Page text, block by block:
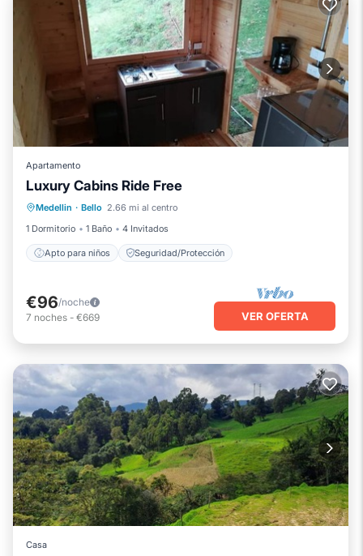
Apartamento
Luxury Cabins Ride Free
Medellin · Bello 2.66 mi al centro
1 Dormitorio
1 Baño 4 Invitados
Apto para niños Seguridad/Protección
Apto para niños
€96/noche
7 noches - €669 VER OFERTA
Casa